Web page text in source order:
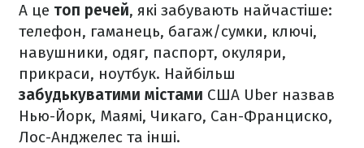
А це топ речей, які забувають найчастіше:
телефон, гаманець, багаж/сумки, ключі,
навушники, одяг, паспорт, окуляри,
прикраси, ноутбук. Найбільш
забудькуватими містами США Uber назвав
Нью-Йорк, Маямі, Чикаго, Сан-Франциско,
Лос-Анджелес та інші.